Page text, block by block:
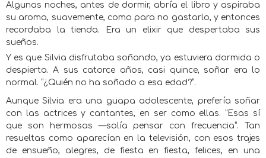
Algunas noches, antes de dormir, abría el libro y aspiraba
su aroma, suavemente, como para no gastarlo, y entonces
recordaba la tienda. Era un elixir que despertaba sus
sueños.
Y es que Silvia disfrutaba soñando, ya estuviera dormida o
despierta. A sus catorce años, casi quince, soñar era lo
normal. “¿Quién no ha soñado a esa edad?”.
Aunque Silvia era una guapa adolescente, prefería soñar
con las actrices y cantantes, en ser como ellas. “Esas sí
que son hermosas —solía pensar con frecuencia”. Tan
resueltas como aparecían en la televisión, con esos trajes
de ensueño, alegres, de fiesta en fiesta, felices, en una